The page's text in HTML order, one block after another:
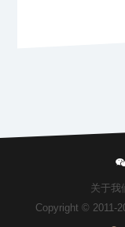
关于我
Copyright © 2011-